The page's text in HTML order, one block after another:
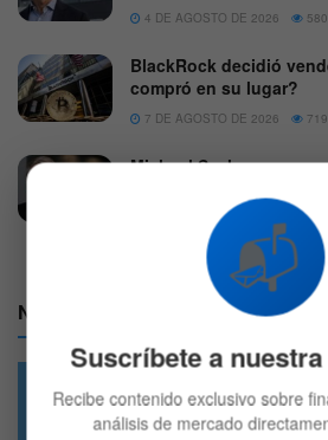
4 DE AGOSTO DE 2026 580
BlackRock decidió
compró en su lugar?
7 DE AGOSTO DE 2026 719
Michael Saylor asegura
2 DE AGOSTO DE 2026 626
Nuestras Redes:
49.6k 4.7k
📬
Suscríbete a
Recibe contenido exclusivo sobre
análisis de mercado